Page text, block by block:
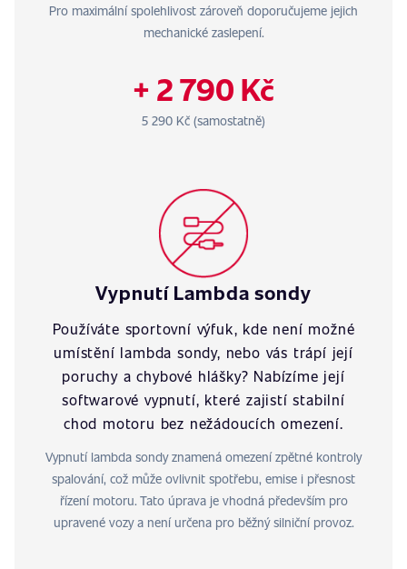
Pro maximální spolehlivost zároveň doporučujeme jejich
mechanické zaslepení.
+ 2 790 Kč
5 290 Kč (samostatně)
Vypnutí Lambda sondy
Používáte sportovní výfuk, kde není možné
umístění lambda sondy, nebo vás trápí její
poruchy a chybové hlášky? Nabízíme její
softwarové vypnutí, které zajistí stabilní
chod motoru bez nežádoucích omezení.
Vypnutí lambda sondy znamená omezení zpětné kontroly
spalování, což může ovlivnit spotřebu, emise i přesnost
řízení motoru. Tato úprava je vhodná především pro
upravené vozy a není určena pro běžný silniční provoz.